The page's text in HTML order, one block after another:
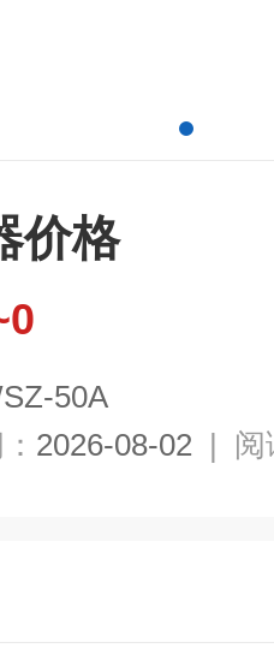
价格
50A
2026-08-02 | 阅